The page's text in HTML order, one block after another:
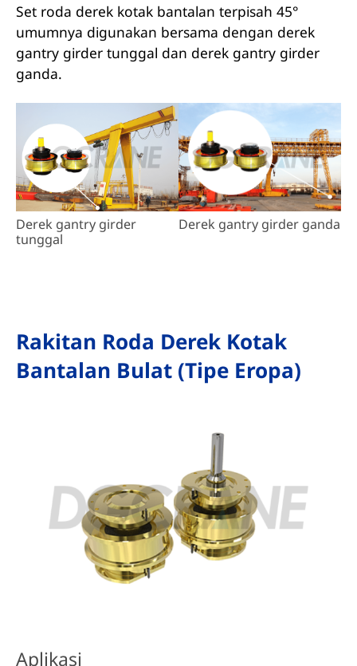
Set roda derek kotak bantalan terpisah 45°
umumnya digunakan bersama dengan derek
gantry girder tunggal dan derek gantry girder
ganda.
Derek gantry girder
tunggal
Derek gantry girder ganda
Rakitan Roda Derek Kotak
Bantalan Bulat (Tipe Eropa)
Aplikasi